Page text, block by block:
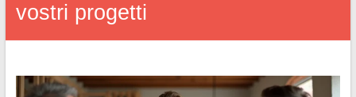
vostri progetti